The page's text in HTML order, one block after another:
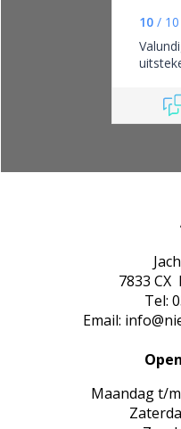
10 / 10
7833
Tel:
Email:
Maandag t/